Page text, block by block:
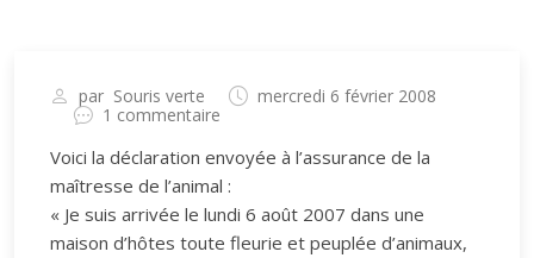
par Souris verte
mercredi 6 février 2008
1 commentaire
Voici la déclaration envoyée à l’assurance de la
maîtresse de l’animal :
« Je suis arrivée le lundi 6 août 2007 dans une
maison d’hôtes toute fleurie et peuplée d’animaux,